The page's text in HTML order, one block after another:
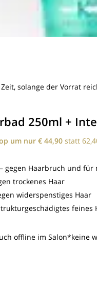
solange der Vorrat
250ml +
um nur € 44,90 statt
gegen Haarbruch und für
trockenes Haar
widerspenstiges Haar
feines
offline im Salon*keine